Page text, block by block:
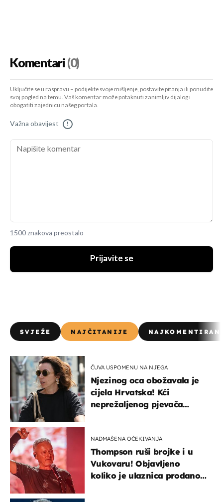
Komentari(0)
Uključite se u raspravu – podijelite svoje mišljenje, postavite pitanja ili ponudite
svoj pogled na temu. Vaš komentar može potaknuti zanimljiv dijalog i
obogatiti zajednicu našeg portala.
Važna obavijest !
1500 znakova preostalo
Prijavite se
SVJEŽE NAJČITANIJE
ČUVA USPOMENU NA NJEGA
Njezinog oca obožavala je
cijela Hrvatska! Kći
neprežaljenog pjevača
NADMAŠENA OČEKIVANJA
Thompson ruši brojke i u
Vukovaru! Objavljeno
koliko je ulaznica prodano